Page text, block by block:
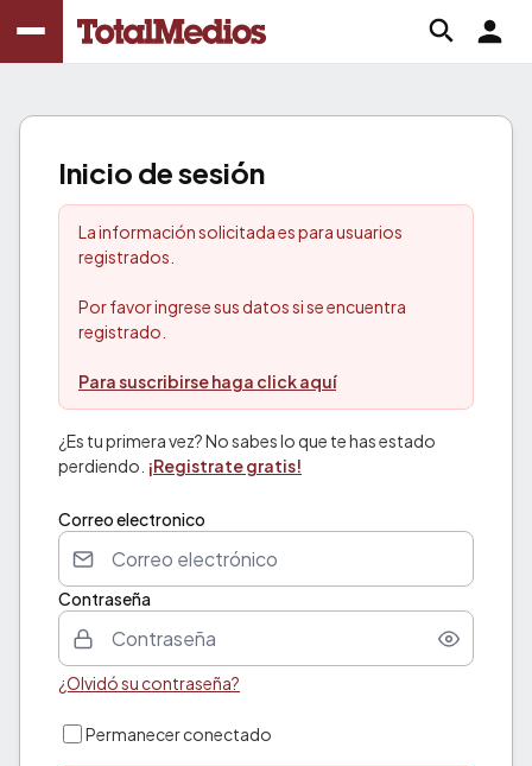
Inicio de sesión
La información solicitada es para usuarios
registrados.
Por favor ingrese sus datos si se encuentra
registrado.
Para suscribirse haga click aquí
¿Es tu primera vez? No sabes lo que te has estado
perdiendo. ¡Registrate gratis!
Correo electronico
Contraseña
¿Olvidó su contraseña?
Permanecer conectado